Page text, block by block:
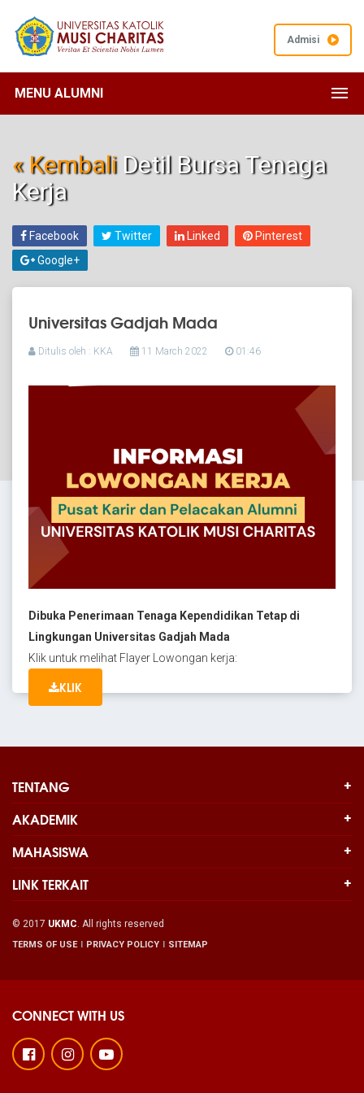
Admisi
MENU ALUMNI
« KembaliDetil Bursa Tenaga
Kerja
Facebook Twitter Linked
Pinterest
Google+
Universitas Gadjah Mada
Ditulis oleh : KKA 11 March 2022 01:46
Dibuka Penerimaan Tenaga Kependidikan Tetap di
Lingkungan Universitas Gadjah Mada
Klik untuk melihat Flayer Lowongan kerja:
KLIK
TENTANG
AKADEMIK
MAHASISWA
LINK TERKAIT
© 2017 UKMC. All rights reserved
TERMS OF USE PRIVACY POLICY SITEMAP
CONNECT WITH US